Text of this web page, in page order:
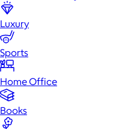
Luxury
Sports
Home Office
Books